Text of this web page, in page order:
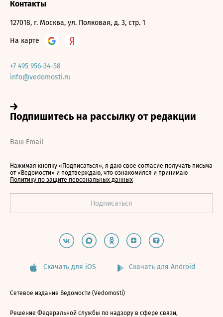
Контакты
127018, г. Москва, ул. Полковая, д. 3, стр. 1
На карте
+7 495 956-34-58
info@vedomosti.ru
Нажимая кнопку «Подписаться», я даю свое согласие получать письма
от «Ведомости» и подтверждаю, что ознакомился и принимаю
Политику по защите персональных данных
Скачать для iOS Скачать для Android
Сетевое издание Ведомости (Vedomosti)
Решение Федеральной службы по надзору в сфере связи,